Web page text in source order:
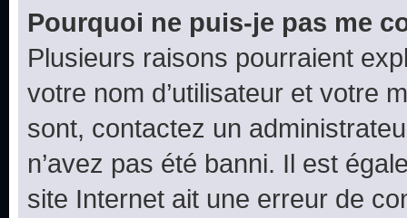
Pourquoi ne puis-je pas me
Plusieurs raisons pourraient
votre nom d’utilisateur et votre
sont, contactez un
n’avez pas été banni. Il est
site Internet ait une erreur de